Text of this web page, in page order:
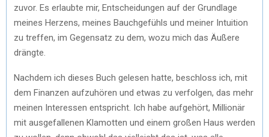
zuvor. Es erlaubte mir, Entscheidungen auf der Grundlage
meines Herzens, meines Bauchgefühls und meiner Intuition
zu treffen, im Gegensatz zu dem, wozu mich das Äußere
drängte.
Nachdem ich dieses Buch gelesen hatte, beschloss ich, mit
dem Finanzen aufzuhören und etwas zu verfolgen, das mehr
meinen Interessen entspricht. Ich habe aufgehört, Millionär
mit ausgefallenen Klamotten und einem großen Haus werden